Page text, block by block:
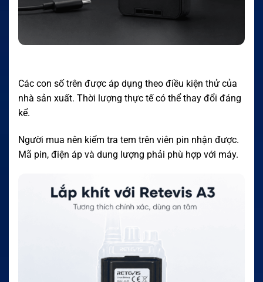
Các con số trên được áp dụng theo điều kiện thử của
nhà sản xuất. Thời lượng thực tế có thể thay đổi đáng
kể.
Người mua nên kiểm tra tem trên viên pin nhận được.
Mã pin, điện áp và dung lượng phải phù hợp với máy.